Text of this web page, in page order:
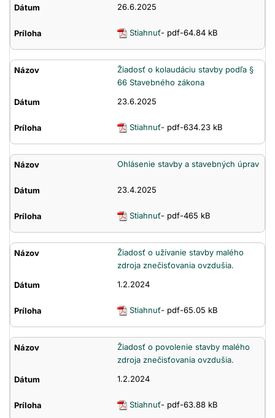
26.6.2025
Stiahnuť- pdf-64.84 kB
Žiadosť o kolaudáciu stavby podľa §
66 Stavebného zákona
23.6.2025
Stiahnuť- pdf-634.23 kB
Ohlásenie stavby a stavebných úprav
23.4.2025
Stiahnuť- pdf-465 kB
Žiadosť o užívanie stavby malého
zdroja znečisťovania ovzdušia.
1.2.2024
Stiahnuť- pdf-65.05 kB
Žiadosť o povolenie stavby malého
zdroja znečisťovania ovzdušia.
1.2.2024
Stiahnuť- pdf-63.88 kB